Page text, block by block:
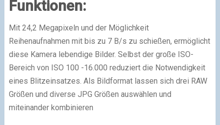
Funktionen:
Mit 24,2 Megapixeln und der Möglichkeit
Reihenaufnahmen mit bis zu 7 B/s zu schießen, ermöglicht
diese Kamera lebendige Bilder. Selbst der große ISO-
Bereich von ISO 100 -16.000 reduziert die Notwendigkeit
eines Blitzeinsatzes. Als Bildformat lassen sich drei RAW
Größen und diverse JPG Größen auswählen und
miteinander kombinieren